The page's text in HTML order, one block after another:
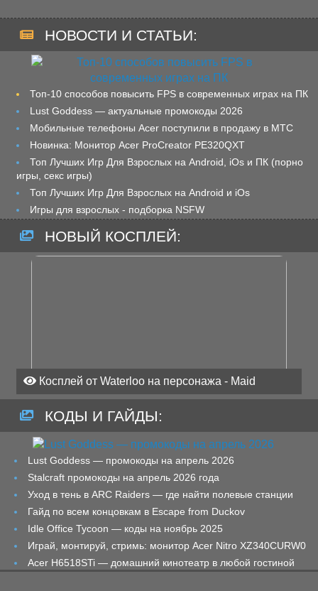
НОВОСТИ И СТАТЬИ:
Топ-10 способов повысить FPS в современных играх на ПК
Lust Goddess — актуальные промокоды 2026
Мобильные телефоны Acer поступили в продажу в МТС
Новинка: Монитор Acer ProCreator PE320QXT
Топ Лучших Игр Для Взрослых на Android, iOs и ПК (порно
игры, секс игры)
Топ Лучших Игр Для Взрослых на Android и iOs
Игры для взрослых - подборка NSFW
НОВЫЙ КОСПЛЕЙ:
Косплей от Waterloo на персонажа - Maid
КОДЫ И ГАЙДЫ:
Lust Goddess — промокоды на апрель 2026
Stalcraft промокоды на апрель 2026 года
Уход в тень в ARC Raiders — где найти полевые станции
Гайд по всем концовкам в Escape from Duckov
Idle Office Tycoon — коды на ноябрь 2025
Играй, монтируй, стримь: монитор Acer Nitro XZ340CURW0
Acer H6518STi — домашний кинотеатр в любой гостиной